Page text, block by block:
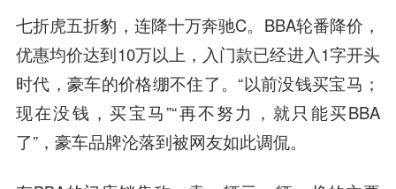
七折虎五折豹，连降十万奔驰C。BBA轮番降价，
优惠均价达到10万以上，入门款已经进入1字开头
时代，豪车的价格绷不住了。“以前没钱买宝马；
现在没钱，买宝马”“再不努力，就只能买BBA
了”，豪车品牌沦落到被网友如此调侃。